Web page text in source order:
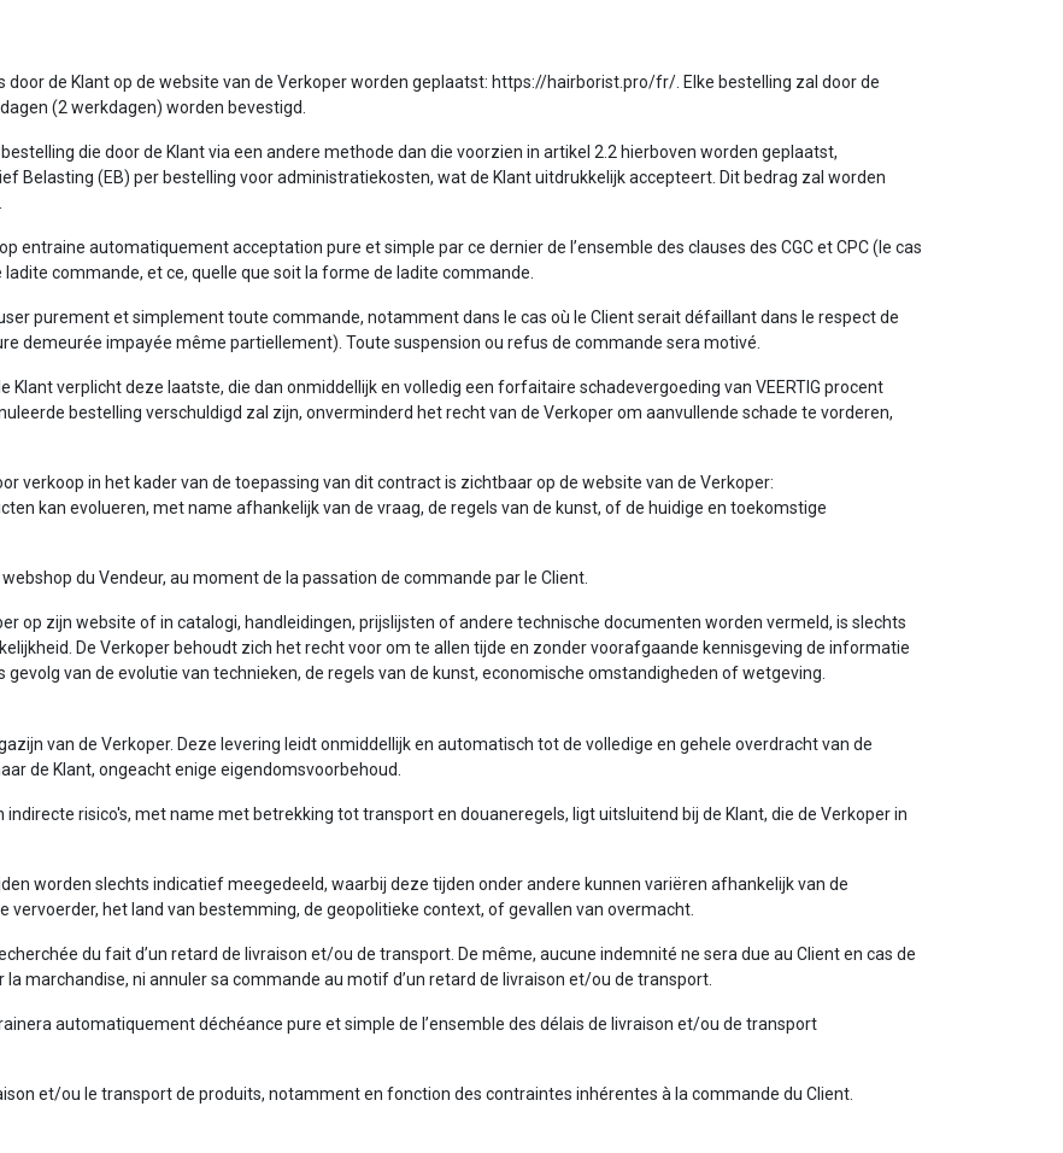
de Klant op de website van de Verkoper worden geplaatst: https://hairborist.pro/fr/. Elke bestelling zal door de
(2 werkdagen) worden bevestigd.
die door de Klant via een andere methode dan die voorzien in artikel 2.2 hierboven worden geplaatst,
Belasting (EB) per bestelling voor administratiekosten, wat de Klant uitdrukkelijk accepteert. Dit bedrag zal worden
entraine automatiquement acceptation pure et simple par ce dernier de l’ensemble des clauses des CGC et CPC (le cas
commande, et ce, quelle que soit la forme de ladite commande.
purement et simplement toute commande, notamment dans le cas où le Client serait défaillant dans le respect de
demeurée impayée même partiellement). Toute suspension ou refus de commande sera motivé.
Klant verplicht deze laatste, die dan onmiddellijk en volledig een forfaitaire schadevergoeding van VEERTIG procent
bestelling verschuldigd zal zijn, onverminderd het recht van de Verkoper om aanvullende schade te vorderen,
verkoop in het kader van de toepassing van dit contract is zichtbaar op de website van de Verkoper:
kan evolueren, met name afhankelijk van de vraag, de regels van de kunst, of de huidige en toekomstige
du Vendeur, au moment de la passation de commande par le Client.
op zijn website of in catalogi, handleidingen, prijslijsten of andere technische documenten worden vermeld, is slechts
De Verkoper behoudt zich het recht voor om te allen tijde en zonder voorafgaande kennisgeving de informatie
van de evolutie van technieken, de regels van de kunst, economische omstandigheden of wetgeving.
van de Verkoper. Deze levering leidt onmiddellijk en automatisch tot de volledige en gehele overdracht van de
de Klant, ongeacht enige eigendomsvoorbehoud.
risico's, met name met betrekking tot transport en douaneregels, ligt uitsluitend bij de Klant, die de Verkoper in
worden slechts indicatief meegedeeld, waarbij deze tijden onder andere kunnen variëren afhankelijk van de
het land van bestemming, de geopolitieke context, of gevallen van overmacht.
du fait d’un retard de livraison et/ou de transport. De même, aucune indemnité ne sera due au Client en cas de
marchandise, ni annuler sa commande au motif d’un retard de livraison et/ou de transport.
automatiquement déchéance pure et simple de l’ensemble des délais de livraison et/ou de transport
et/ou le transport de produits, notamment en fonction des contraintes inhérentes à la commande du Client.